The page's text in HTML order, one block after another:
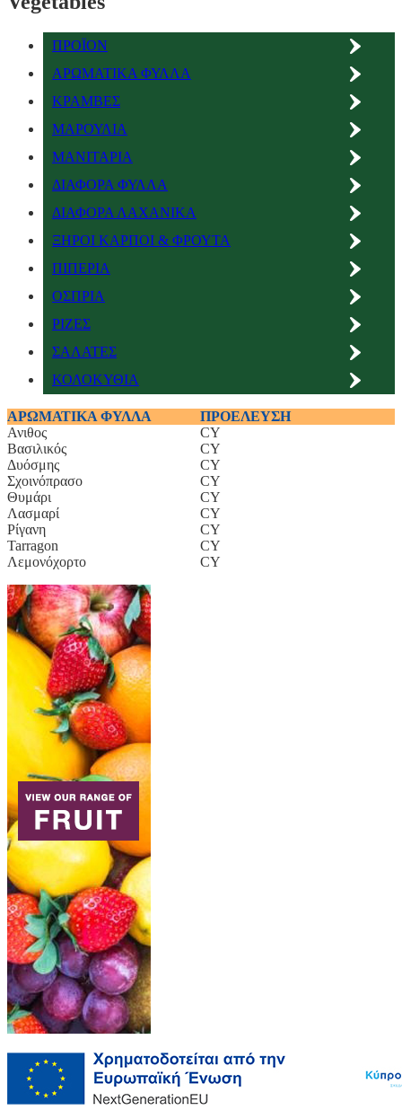
ΠΡΟΪΟΝ
ΑΡΩΜΑΤΙΚΑ ΦΥΛΛΑ
ΚΡΑΜΒΕΣ
ΜΑΡΟΥΛΙΑ
ΜΑΝΙΤΑΡΙΑ
ΔΙΑΦΟΡΑ ΦΥΛΛΑ
ΔΙΑΦΟΡΑ ΛΑΧΑΝΙΚΑ
ΞΗΡΟΙ ΚΑΡΠΟΙ & ΦΡΟΥΤΑ
ΠΙΠΕΡΙΑ
ΟΣΠΡΙΑ
ΡΙΖΕΣ
ΣΑΛΑΤΕΣ
ΚΟΛΟΚΥΘΙΑ
ΑΡΩΜΑΤΙΚΑ ΦΥΛΛΑ
ΠΡΟΕΛΕΥΣΗ
Ανιθος
CY
Bασιλικός
CY
Δυόσμης
CY
Σχοινόπρασο
CY
Θυμάρι
CY
Λασμαρί
CY
Ρίγανη
CY
Tarragon
CY
Λεμονόχορτο
CY